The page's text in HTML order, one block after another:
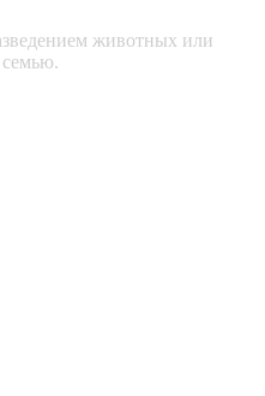
животных или